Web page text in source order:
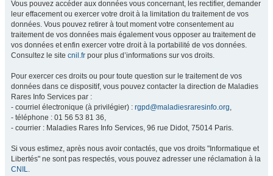
Vous pouvez accéder aux données vous concernant, les rectifier, demander
leur effacement ou exercer votre droit à la limitation du traitement de vos
données. Vous pouvez retirer à tout moment votre consentement au
traitement de vos données mais également vous opposer au traitement de
vos données et enfin exercer votre droit à la portabilité de vos données.
Consultez le site cnil.fr pour plus d’informations sur vos droits.
Pour exercer ces droits ou pour toute question sur le traitement de vos
données dans ce dispositif, vous pouvez contacter la direction de Maladies
Rares Info Services par :
- courriel électronique (à privilégier) : rgpd@maladiesraresinfo.org,
- téléphone : 01 56 53 81 36,
- courrier : Maladies Rares Info Services, 96 rue Didot, 75014 Paris.
Si vous estimez, après nous avoir contactés, que vos droits "Informatique et
Libertés" ne sont pas respectés, vous pouvez adresser une réclamation à la
CNIL.